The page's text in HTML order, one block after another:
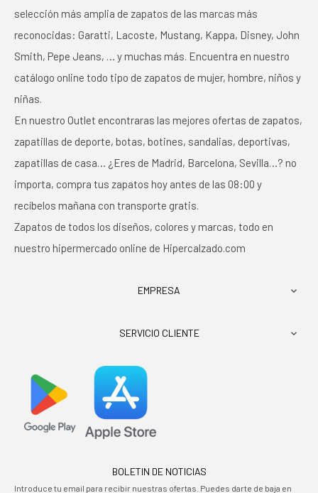
selección más amplia de zapatos de las marcas más
reconocidas: Garatti, Lacoste, Mustang, Kappa, Disney, John
Smith, Pepe Jeans, … y muchas más. Encuentra en nuestro
catálogo online todo tipo de zapatos de mujer, hombre, niños y
niñas.
En nuestro Outlet encontraras las mejores ofertas de zapatos,
zapatillas de deporte, botas, botines, sandalias, deportivas,
zapatillas de casa… ¿Eres de Madrid, Barcelona, Sevilla…? no
importa, compra tus zapatos hoy antes de las 08:00 y
recíbelos mañana con transporte gratis.
Zapatos de todos los diseños, colores y marcas, todo en
nuestro hipermercado online de Hipercalzado.com
EMPRESA 
SERVICIO CLIENTE 
BOLETIN DE NOTICIAS
Introduce tu email para recibir nuestras ofertas. Puedes darte de baja en